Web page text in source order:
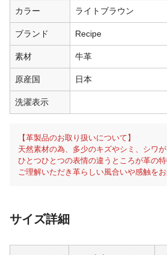
カラー ライトブラウン
ブランド Recipe
素材 牛革
原産国 日本
洗濯表示
【革製品のお取り扱いについて】
天然素材の為、多少のキズやシミ、シワ
ひとつひとつの表情の違うところが革の特
ご理解いただき革らしい風合いや感触をお
サイズ詳細